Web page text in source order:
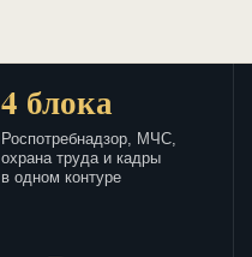
4 блока
Роспотребнадзор, МЧС,
охрана труда и кадры
в одном контуре